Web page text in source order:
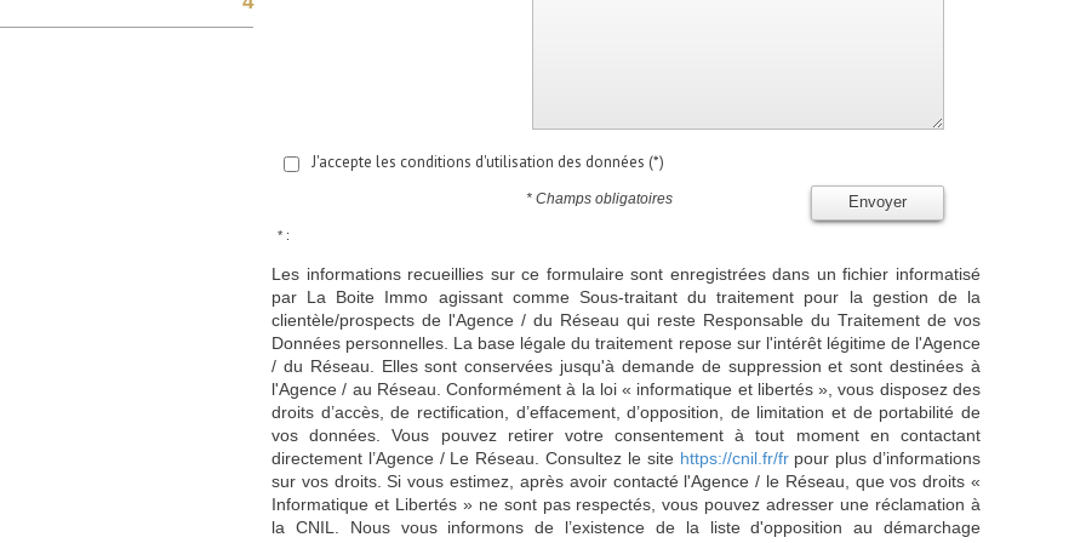
J'accepte les conditions d'utilisation des données (*)
Envoyer
* Champs obligatoires
* :
Les informations recueillies sur ce formulaire sont enregistrées dans un fichier informatisé
par La Boite Immo agissant comme Sous-traitant du traitement pour la gestion de la
clientèle/prospects de l'Agence / du Réseau qui reste Responsable du Traitement de vos
Données personnelles. La base légale du traitement repose sur l'intérêt légitime de l'Agence
/ du Réseau. Elles sont conservées jusqu'à demande de suppression et sont destinées à
l'Agence / au Réseau. Conformément à la loi « informatique et libertés », vous disposez des
droits d’accès, de rectification, d’effacement, d’opposition, de limitation et de portabilité de
vos données. Vous pouvez retirer votre consentement à tout moment en contactant
directement l’Agence / Le Réseau. Consultez le site https://cnil.fr/frpour plus d’informations
sur vos droits. Si vous estimez, après avoir contacté l'Agence / le Réseau, que vos droits «
Informatique et Libertés » ne sont pas respectés, vous pouvez adresser une réclamation à
la CNIL. Nous vous informons de l’existence de la liste d'opposition au démarchage